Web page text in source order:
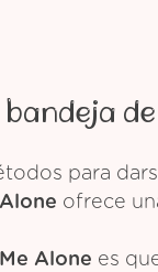
para
ofrece
Alone es